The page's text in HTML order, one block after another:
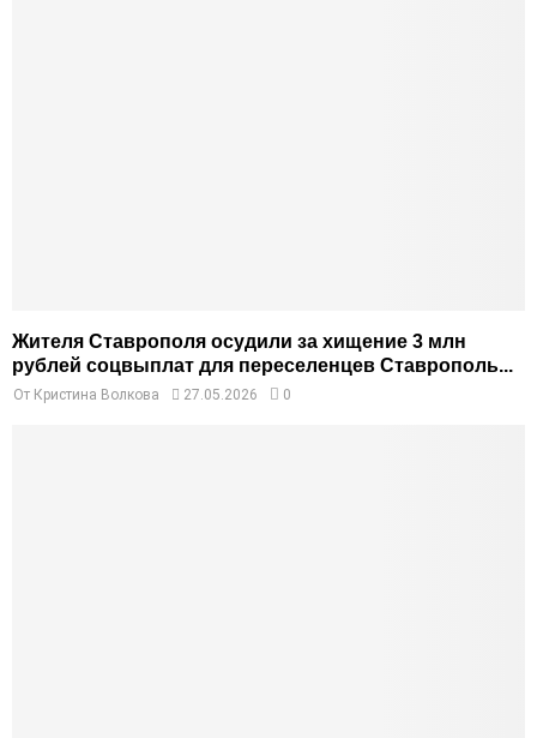
Жителя Ставрополя осудили за хищение 3 млн
рублей соцвыплат для переселенцев Ставрополь...
От Кристина Волкова 27.05.2026 0